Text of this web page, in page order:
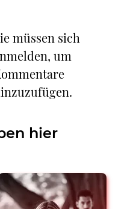
müssen sich
um
hier